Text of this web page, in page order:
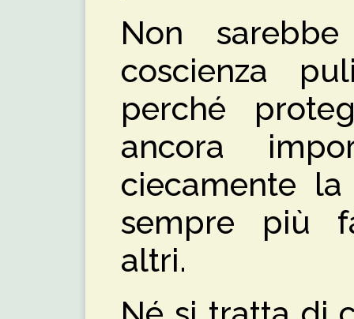
Non
coscienza
perché
ancora
ciecamente
sempre più
altri.